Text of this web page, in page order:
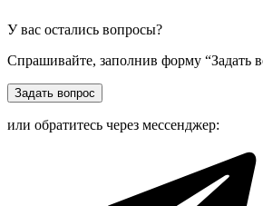
У вас остались вопросы?
Спрашивайте, заполнив форму “Задать
Задать вопрос
или обратитесь через мессенджер: